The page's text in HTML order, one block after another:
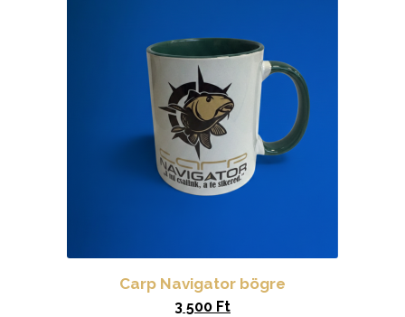
Carp Navigator bögre
3 500 Ft